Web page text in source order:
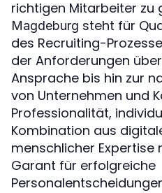
richtigen Mitarbeiter zu
Magdeburg steht für
des Recruiting-
der Anforderungen
Ansprache bis hin zur
von Unternehmen und
Professionalität,
Kombination aus
menschlicher Expertise
Garant für erfolgreiche